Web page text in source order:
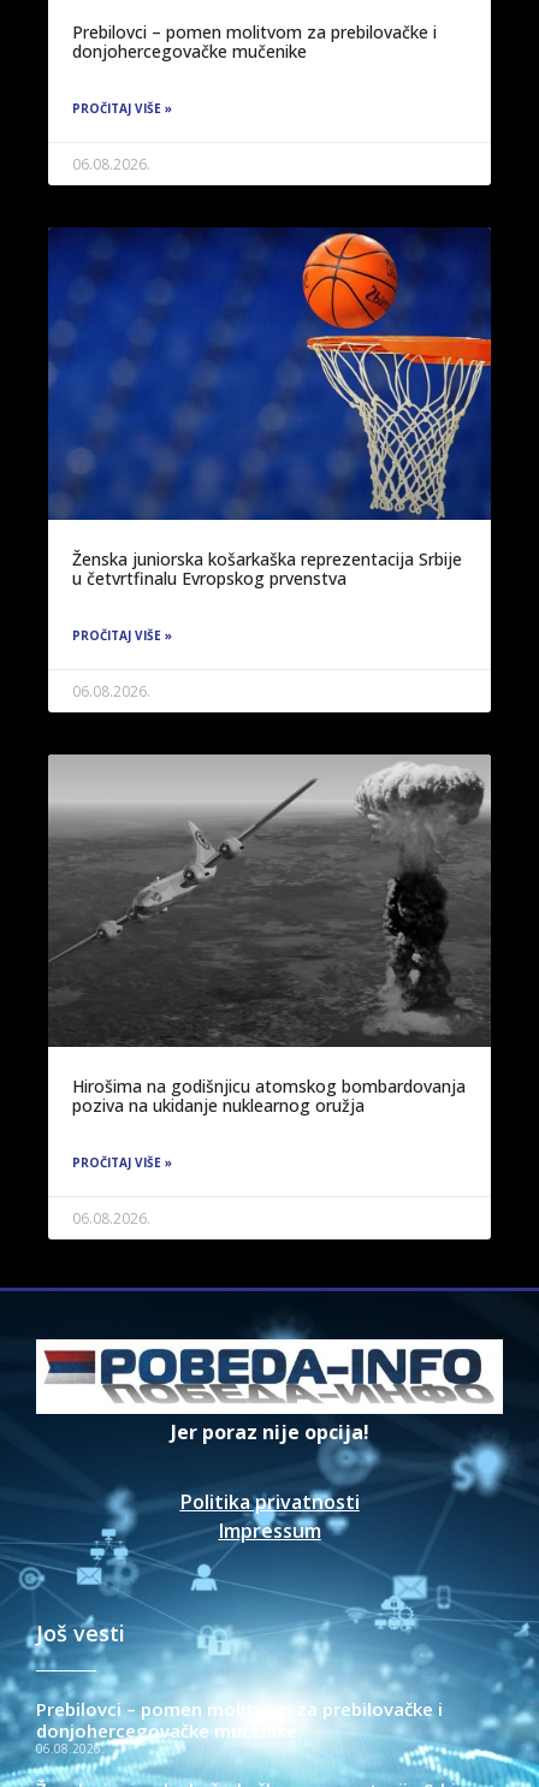
Prebilovci – pomen molitvom za prebilovačke i
donjohercegovačke mučenike
PROČITAJ VIŠE »
06.08.2026.
Ženska juniorska košarkaška reprezentacija Srbije
u četvrtfinalu Evropskog prvenstva
PROČITAJ VIŠE »
06.08.2026.
Hirošima na godišnjicu atomskog bombardovanja
poziva na ukidanje nuklearnog oružja
PROČITAJ VIŠE »
06.08.2026.
Jer poraz nije opcija!
Politika privatnosti
Impressum
Još vesti
Prebilovci – pomen molitvom za prebilovačke i
donjohercegovačke mučenike
06.08.2026.